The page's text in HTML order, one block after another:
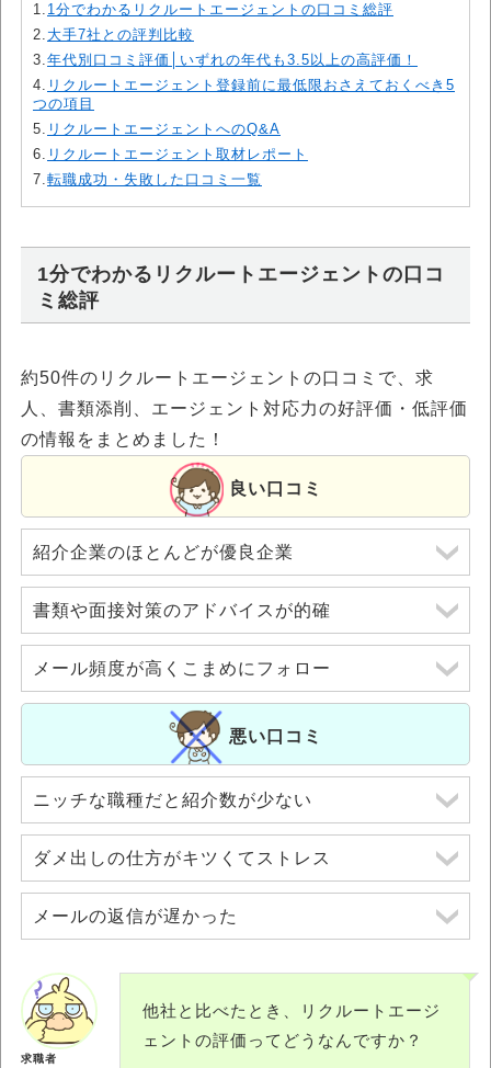
1. 1分でわかるリクルートエージェントの口コミ総評
2. 大手7社との評判比較
3.年代別口コミ評価│いずれの年代も3.5以上の高評価！
4. リクルートエージェント登録前に最低限おさえておくべき5
つの項目
5. リクルートエージェントへのQ&A
6. リクルートエージェント取材レポート
7.転職成功・失敗した口コミ一覧
1分でわかるリクルートエージェントの口コ
ミ総評
約50件のリクルートエージェントの口コミで、求
人、書類添削、エージェント対応力の好評価・低評価
の情報をまとめました！
良い口コミ
紹介企業のほとんどが優良企業
書類や面接対策のアドバイスが的確
メール頻度が高くこまめにフォロー
悪い口コミ
ニッチな職種だと紹介数が少ない
ダメ出しの仕方がキツくてストレス
メールの返信が遅かった
他社と比べたとき、リクルートエージ
ェントの評価ってどうなんですか？
求職者